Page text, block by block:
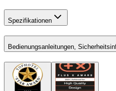
Spezifikationen
Bedienungsanleitungen,